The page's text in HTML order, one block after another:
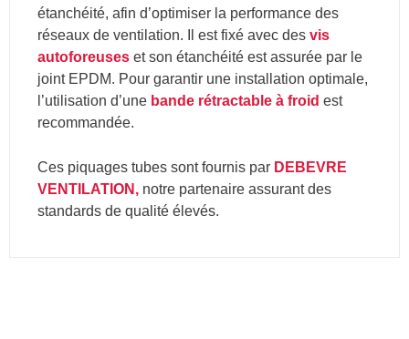
étanchéité, afin d’optimiser la performance des
réseaux de ventilation. Il est fixé avec des vis
autoforeuses et son étanchéité est assurée par le
joint EPDM. Pour garantir une installation optimale,
l’utilisation d’une bande rétractable à froid est
recommandée.
Ces piquages tubes sont fournis par DEBEVRE
VENTILATION, notre partenaire assurant des
standards de qualité élevés.